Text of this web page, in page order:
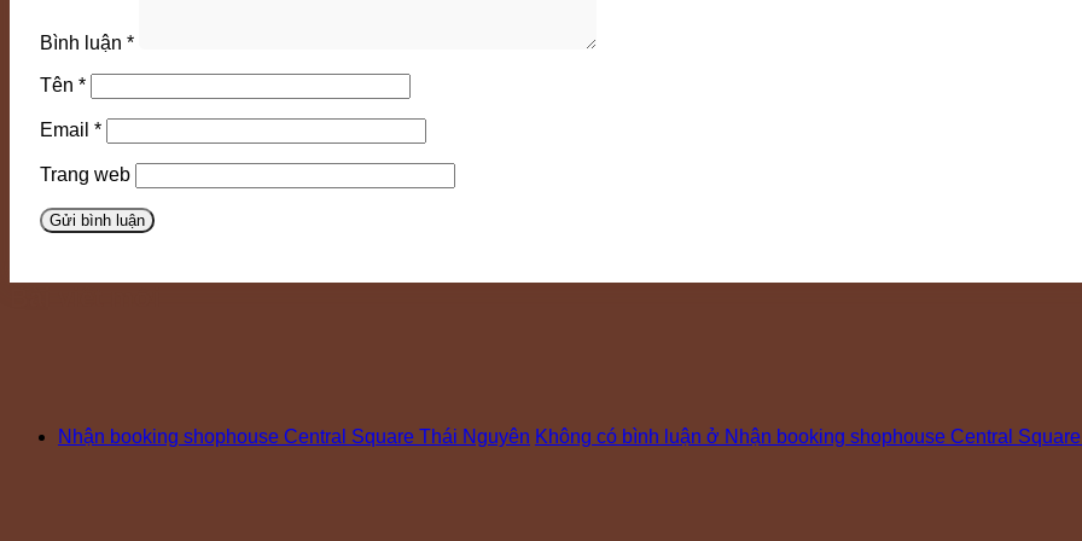
Bình luận *
Tên *
Email *
Trang web
Nhận booking shophouse Central Square Thái Nguyên Không có bình luận ở Nhận booking shophouse Central